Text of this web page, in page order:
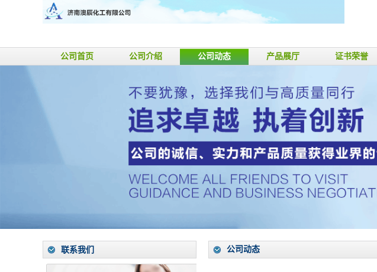
公司首页 公司介绍 公司动态 产品展厅 证书荣誉
联系我们 公司动态